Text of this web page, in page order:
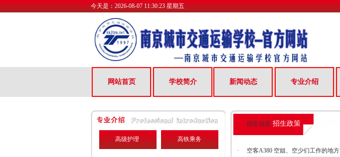
今天是： 2026-08-07 11:30:23 星期五
网站首页 学校简介 新闻动态 专业介绍
高级护理 高铁乘务
招生信息 招生政策
· 空客A380 空姐、空少们工作的地方